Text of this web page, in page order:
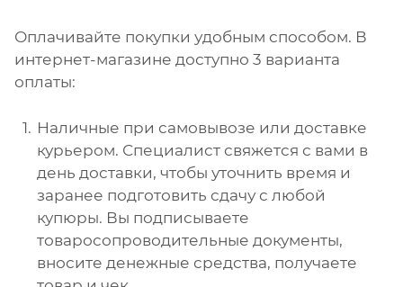
Оплачивайте покупки удобным способом. В
интернет-магазине доступно 3 варианта
оплаты:
Наличные при самовывозе или доставке
курьером. Специалист свяжется с вами в
день доставки, чтобы уточнить время и
заранее подготовить сдачу с любой
купюры. Вы подписываете
товаросопроводительные документы,
вносите денежные средства, получаете